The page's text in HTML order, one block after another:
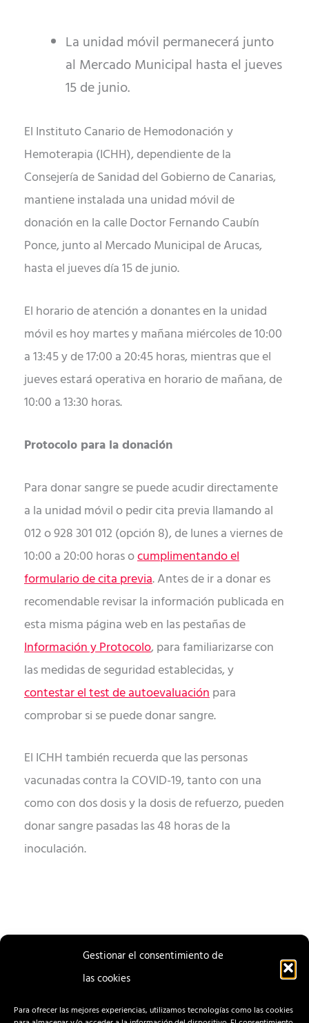
Gestionar el consentimiento de
las cookies
Para ofrecer las mejores experiencias, utilizamos tecnologías como las cookies
La unidad móvil permanecerá junto
al Mercado Municipal hasta el jueves
15 de junio.
El Instituto Canario de Hemodonación y
Hemoterapia (ICHH), dependiente de la
Consejería de Sanidad del Gobierno de Canarias,
mantiene instalada una unidad móvil de
donación en la calle Doctor Fernando Caubín
Ponce, junto al Mercado Municipal de Arucas,
hasta el jueves día 15 de junio.
El horario de atención a donantes en la unidad
móvil es hoy martes y mañana miércoles de 10:00
a 13:45 y de 17:00 a 20:45 horas, mientras que el
jueves estará operativa en horario de mañana, de
10:00 a 13:30 horas.
Protocolo para la donación
Para donar sangre se puede acudir directamente
a la unidad móvil o pedir cita previa llamando al
012 o 928 301 012 (opción 8), de lunes a viernes de
10:00 a 20:00 horas ocumplimentando el
formulario de cita previa. Antes de ir a donar es
recomendable revisar la información publicada en
esta misma página web en las pestañas de
Información y Protocolo, para familiarizarse con
las medidas de seguridad establecidas, y
contestar el test de autoevaluaciónpara
comprobar si se puede donar sangre.
El ICHH también recuerda que las personas
vacunadas contra la COVID-19, tanto con una
como con dos dosis y la dosis de refuerzo, pueden
donar sangre pasadas las 48 horas de la
inoculación.
ENTRADA